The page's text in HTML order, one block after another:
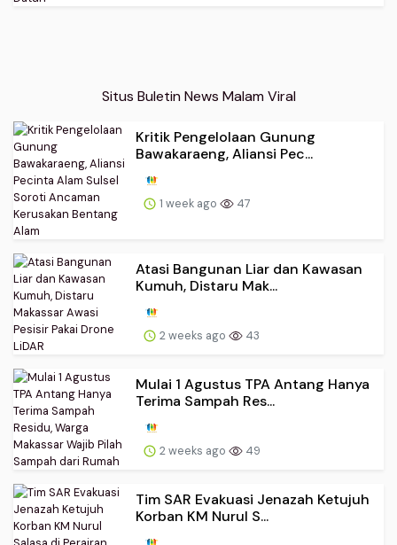
Situs Buletin News Malam Viral
Kritik Pengelolaan Gunung
Bawakaraeng, Aliansi Pec...
1 week ago 47
Atasi Bangunan Liar dan Kawasan
Kumuh, Distaru Mak...
2 weeks ago 43
Mulai 1 Agustus TPA Antang Hanya
Terima Sampah Res...
2 weeks ago 49
Tim SAR Evakuasi Jenazah Ketujuh
Korban KM Nurul S...